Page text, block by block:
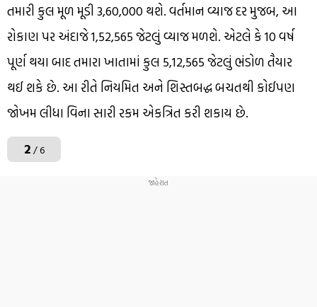
તમારી કુલ મૂળ મૂડી ₹3,60,000 થશે. વર્તમાન વ્યાજ દર મુજબ, આ
રોકાણ પર અંદાજે ₹1,52,565 જેટલું વ્યાજ મળશે. એટલે કે 10 વર્ષ
પૂર્ણ થયા બાદ તમારા ખાતામાં કુલ ₹5,12,565 જેટલું ભંડોળ તૈયાર
થઈ શકે છે. આ રીતે નિયમિત અને શિસ્તબદ્ધ બચતથી કોઈપણ
જોખમ લીધા વિના સારી રકમ એકત્રિત કરી શકાય છે.
2/ 6